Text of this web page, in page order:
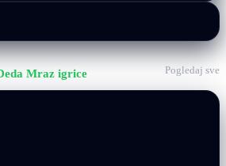
Mraz igrice Pogledaj sve